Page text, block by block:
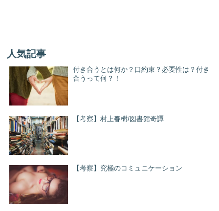
人気記事
付き合うとは何か？口約束？必要性は？付き
合うって何？！
【考察】村上春樹/図書館奇譚
【考察】究極のコミュニケーション